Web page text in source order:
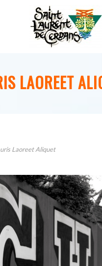
LAOREET
Laoreet Aliquet